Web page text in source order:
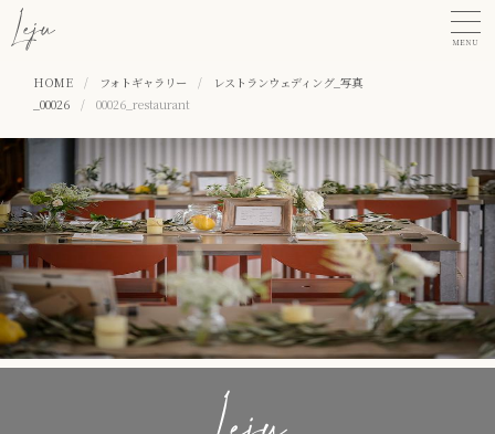
MENU
HOME / フォトギャラリー /
レストランウェディング_写真
_00026
/ 00026_restaurant